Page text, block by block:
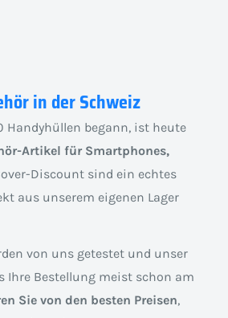
in der Schweiz
begann, ist heute
Artikel für Smartphones,
Discount sind ein echtes
aus unserem eigenen Lager
von uns getestet und unser
Ihre Bestellung meist schon am
Sie von den besten Preisen,